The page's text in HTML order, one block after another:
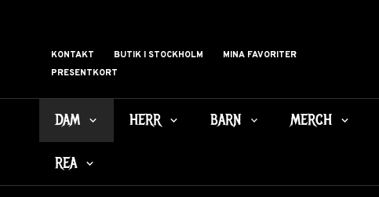
KONTAKT BUTIK I STOCKHOLM
MINA FAVORITER
PRESENTKORT
DAM HERR BARN MERCH
REA